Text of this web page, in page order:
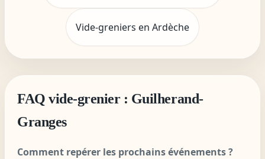
Vide-greniers en Ardèche
FAQ vide-grenier : Guilherand-
Granges
Comment repérer les prochains événements ?